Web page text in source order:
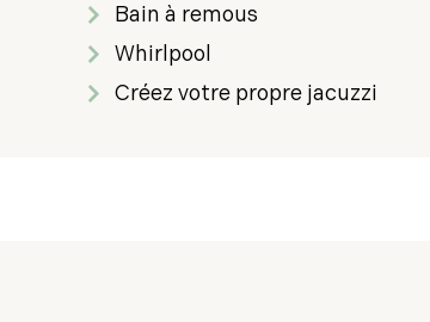
Bain à remous
Whirlpool
Créez votre propre jacuzzi